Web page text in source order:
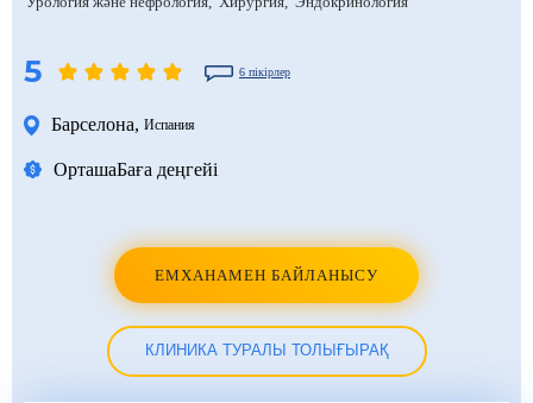
5 6 пікірлер
Барселона, Испания
ОрташаБаға деңгейі
ЕМХАНАМЕН БАЙЛАНЫСУ
КЛИНИКА ТУРАЛЫ ТОЛЫҒЫРАҚ